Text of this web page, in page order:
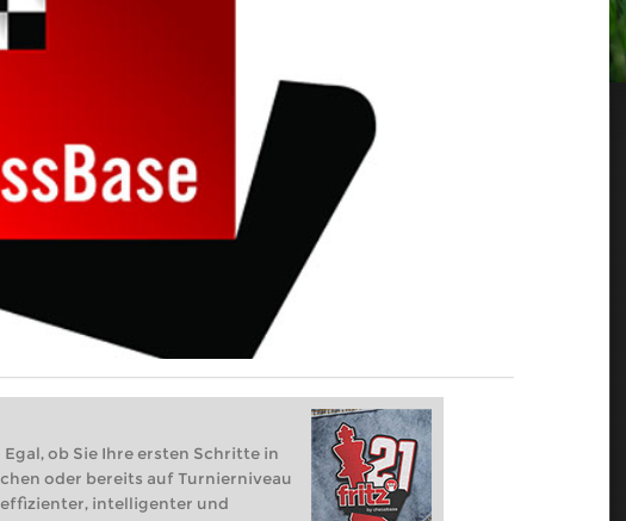
ob Sie Ihre ersten Schritte in
oder bereits auf Turnierniveau
effizienter, intelligenter und